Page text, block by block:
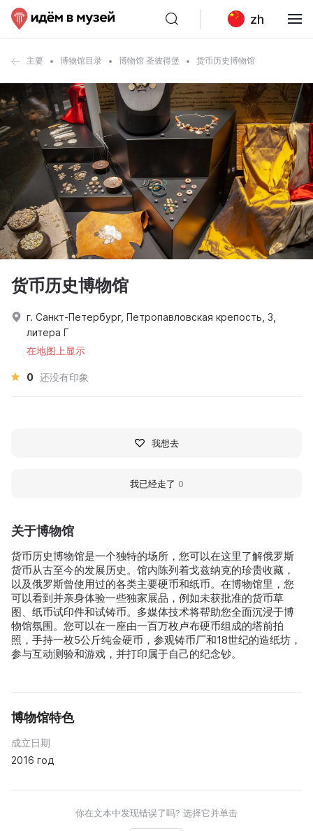
zh
主要 博物馆目录 博物馆 圣彼得堡 货币历史博物馆
关于博物馆
货币历史博物馆是一个独特的场所，您可以在这里了解俄罗斯
货币从古至今的发展历史。馆内陈列着戈兹纳克的珍贵收藏，
以及俄罗斯曾使用过的各类主要硬币和纸币。在博物馆里，您
可以看到并亲身体验一些独家展品，例如未获批准的货币草
图、纸币试印件和试铸币。多媒体技术将帮助您全面沉浸于博
物馆氛围。您可以在一座由一百万枚卢布硬币组成的塔前拍
照，手持一枚5公斤纯金硬币，参观铸币厂和18世纪的造纸坊，
参与互动测验和游戏，并打印属于自己的纪念钞。
博物馆特色
成立日期
2016 год
你在文本中发现错误了吗? 选择它并单击
货币历史博物馆
г. Санкт-Петербург, Петропавловская крепость, 3,
литера Г
在地图上显示
0 还没有印象
我想去
我已经走了 0